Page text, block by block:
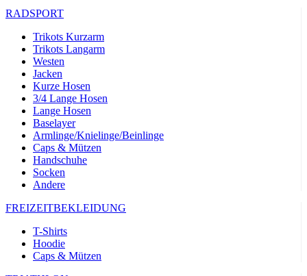
RADSPORT
Trikots Kurzarm
Trikots Langarm
Westen
Jacken
Kurze Hosen
3/4 Lange Hosen
Lange Hosen
Baselayer
Armlinge/Knielinge/Beinlinge
Caps & Mützen
Handschuhe
Socken
Andere
FREIZEITBEKLEIDUNG
T-Shirts
Hoodie
Caps & Mützen